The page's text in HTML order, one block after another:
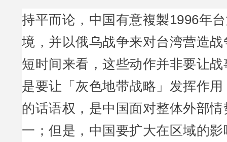
持平而论，中国有意複製1996年
境，并以俄乌战争来对台湾营造
短时间来看，这些动作并非要让
是要让「灰色地带战略」发挥作
的话语权，是中国面对整体外部
一；但是，中国要扩大在区域的